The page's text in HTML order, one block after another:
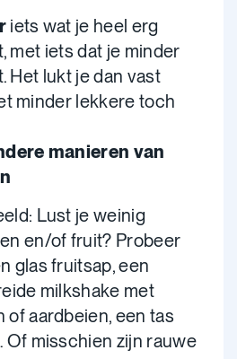
iets wat je heel erg
met iets dat je minder
Het lukt je dan vast
minder lekkere toch
manieren van
Lust je weinig
en/of fruit? Probeer
glas fruitsap, een
milkshake met
of aardbeien, een tas
Of misschien zijn rauwe